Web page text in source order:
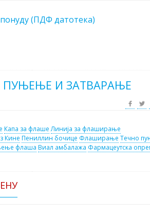
(ПДФ датотека)
И ЗАТВАРАЊЕ
Капа за флаше Линија за флаширање
Кине Пениллин бочице Флаширање Течно
флаша Виал амбалажа Фармацеутска